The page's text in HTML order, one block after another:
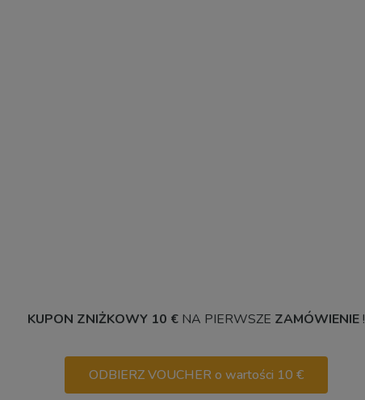
KUPON ZNIŻKOWY 10 €NA PIERWSZE ZAMÓWIENIE!
ODBIERZ VOUCHER o wartości 10 €